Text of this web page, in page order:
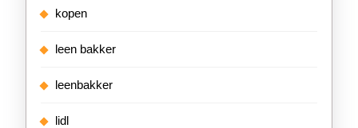
kopen
leen bakker
leenbakker
lidl